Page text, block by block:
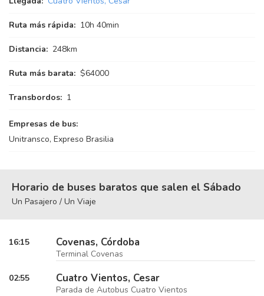
Ruta más rápida: 10h 40min
Distancia: 248km
Ruta más barata: $64000
Transbordos: 1
Empresas de bus:
Unitransco, Expreso Brasilia
Horario de buses baratos que salen el Sábado
Un Pasajero / Un Viaje
16:15 Covenas, Córdoba
Terminal Covenas
02:55 Cuatro Vientos, Cesar
Parada de Autobus Cuatro Vientos